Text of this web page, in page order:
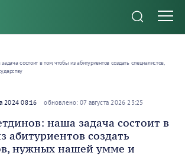
состоит в том, чтобы из абитуриентов создать специалистов,
2024 08:16 обновлено: 07 августа 2026 23:25
наша задача состоит в
абитуриентов создать
нужных нашей умме и